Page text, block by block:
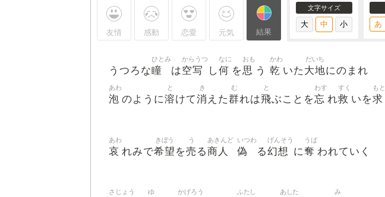
友情 感動 恋愛 元気 結果
文字サイズ
うつろな瞳
ひとみ
は空写
からうつ
し何
なに
を思
おも
う 乾
かわ
いた 大地
だいち
にのまれ
泡
あわ
のように溶
と
けて消
き
えた群
む
れは飛
と
ぶことを忘
わす
れ救
すく
いを求
もと
哀
あわ
れみで希望
きぼう
を売
う
る商人
あきんど
偽
いつわ
る幻想
げんそう
に奪
うば
われていく
さじょう ゆ かげろう ふたし あした み